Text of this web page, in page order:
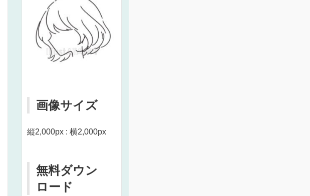
画像サイズ
縦2,000px : 横2,000px
無料ダウン
ロード